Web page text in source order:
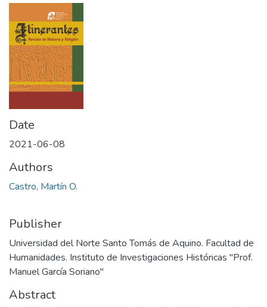
Date
2021-06-08
Authors
Castro, Martín O.
Publisher
Universidad del Norte Santo Tomás de Aquino. Facultad de
Humanidades. Instituto de Investigaciones Históricas "Prof.
Manuel García Soriano"
Abstract